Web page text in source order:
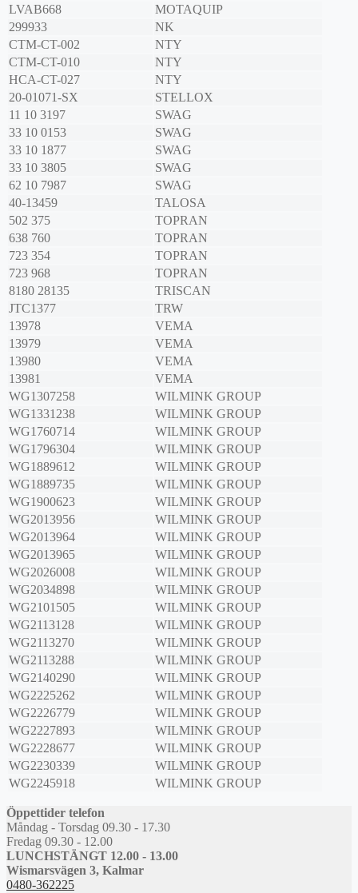
LVAB668
MOTAQUIP
299933
NK
CTM-CT-002
NTY
CTM-CT-010
NTY
HCA-CT-027
NTY
20-01071-SX
STELLOX
11 10 3197
SWAG
33 10 0153
SWAG
33 10 1877
SWAG
33 10 3805
SWAG
62 10 7987
SWAG
40-13459
TALOSA
502 375
TOPRAN
638 760
TOPRAN
723 354
TOPRAN
723 968
TOPRAN
8180 28135
TRISCAN
JTC1377
TRW
13978
VEMA
13979
VEMA
13980
VEMA
13981
VEMA
WG1307258
WILMINK GROUP
WG1331238
WILMINK GROUP
WG1760714
WILMINK GROUP
WG1796304
WILMINK GROUP
WG1889612
WILMINK GROUP
WG1889735
WILMINK GROUP
WG1900623
WILMINK GROUP
WG2013956
WILMINK GROUP
WG2013964
WILMINK GROUP
WG2013965
WILMINK GROUP
WG2026008
WILMINK GROUP
WG2034898
WILMINK GROUP
WG2101505
WILMINK GROUP
WG2113128
WILMINK GROUP
WG2113270
WILMINK GROUP
WG2113288
WILMINK GROUP
WG2140290
WILMINK GROUP
WG2225262
WILMINK GROUP
WG2226779
WILMINK GROUP
WG2227893
WILMINK GROUP
WG2228677
WILMINK GROUP
WG2230339
WILMINK GROUP
WG2245918
WILMINK GROUP
Öppettider telefon
Måndag - Torsdag 09.30 - 17.30
Fredag 09.30 - 12.00
LUNCHSTÄNGT 12.00 - 13.00
Wismarsvägen 3, Kalmar
0480-362225